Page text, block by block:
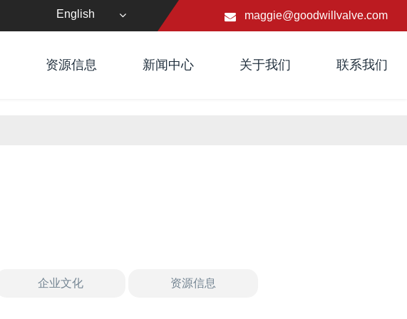
English maggie@goodwillvalve.com
资源信息 新闻中心 关于我们 联系我们
企业文化 资源信息